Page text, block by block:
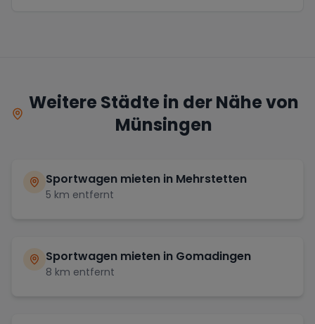
Weitere Städte in der Nähe von
Münsingen
Sportwagen mieten in Mehrstetten
5 km entfernt
Sportwagen mieten in Gomadingen
8 km entfernt